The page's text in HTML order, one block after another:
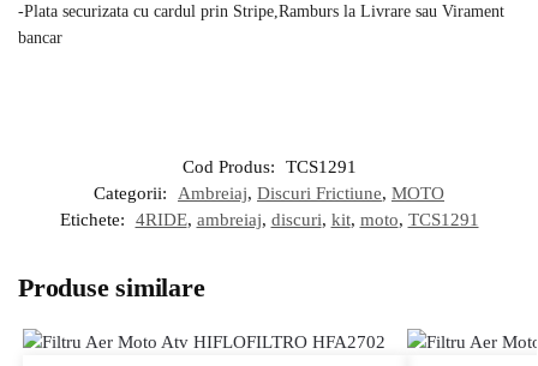
-Plata securizata cu cardul prin Stripe,Ramburs la Livrare sau Virament
bancar
Cod Produs:
TCS1291
Categorii:
Ambreiaj, Discuri Frictiune, MOTO
Etichete:
4RIDE, ambreiaj, discuri, kit, moto, TCS1291
Produse similare